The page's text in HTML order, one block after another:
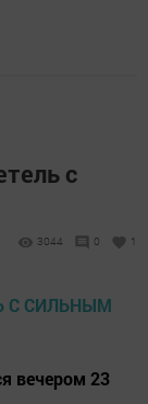
с
3044 0 1
вечером 23